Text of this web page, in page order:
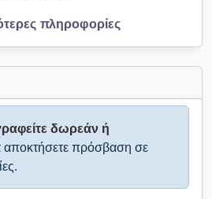
πληροφορίες
δωρεάν ή
αποκτήσετε πρόσβαση σε